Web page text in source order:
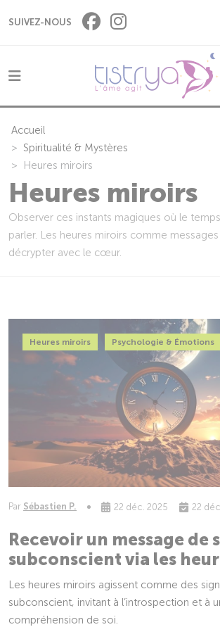
SUIVEZ-NOUS
Accueil
Spiritualité & Mystères
Heures miroirs
Heures miroirs
Observer ces instants magiques où le
parler. Les heures miroirs comme messages
décrypter avec le cœur.
Heures miroirs Psychologie & Émotions
Par Sébastien P. 22 déc. 2025 22
Recevoir un message de
subconscient via les
Les heures miroirs agissent comme des
subconscient, invitant à l’introspection et à
compréhension de soi.